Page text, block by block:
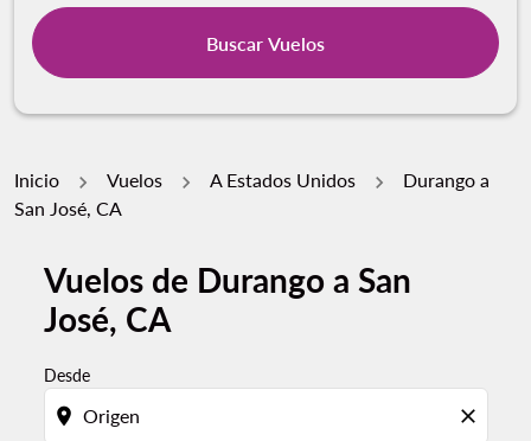
Buscar Vuelos
Inicio Vuelos A Estados Unidos
Durango a
San José, CA
Vuelos de Durango a San
José, CA
Desde
location_on close
Por favor, intente actualizar su ruta (origen y / o